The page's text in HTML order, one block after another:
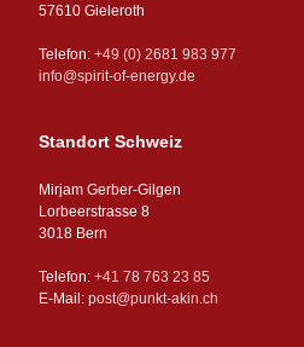
57610 Gieleroth
Telefon: +49 (0) 2681 983 977
info@spirit-of-energy.de
Standort Schweiz
Mirjam Gerber-Gilgen
Lorbeerstrasse 8
3018 Bern
Telefon: +41 78 763 23 85
E-Mail: post@punkt-akin.ch